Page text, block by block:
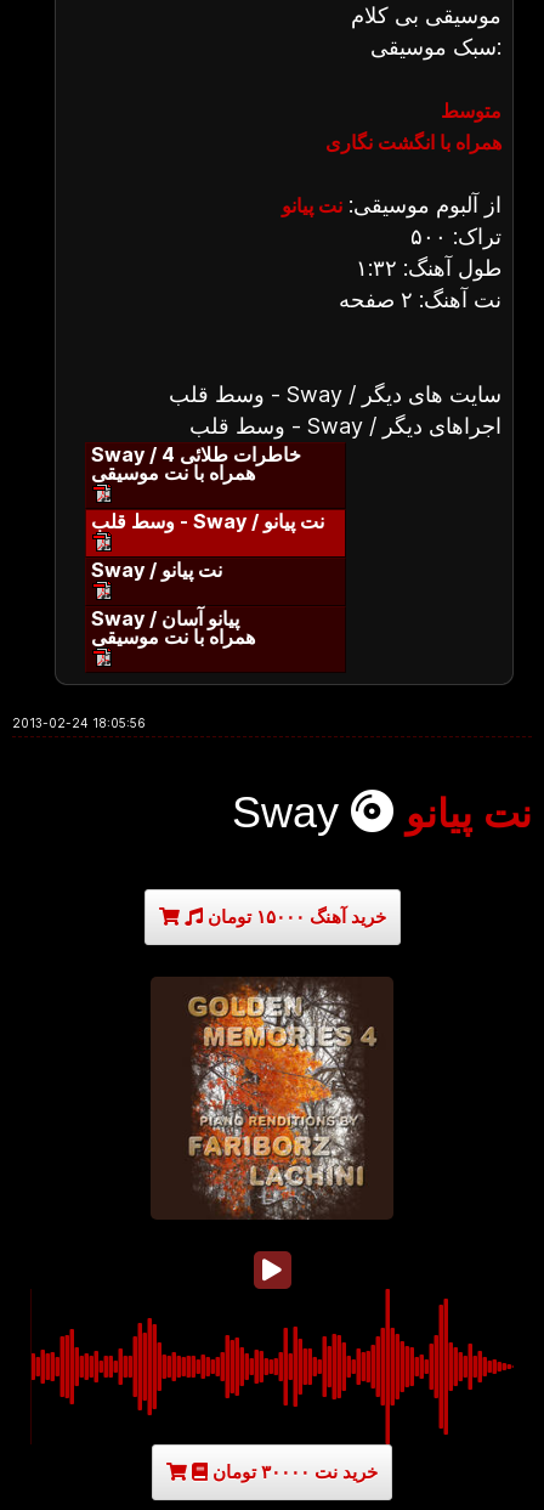
موسیقی بی کلام
سبک موسیقی:
متوسط
همراه با انگشت نگاری
از آلبوم موسیقی: نت پیانو
تراک: ۵۰۰
طول آهنگ: ۱:۳۲
نت آهنگ: ۲ صفحه
وسط قلب - Sway / سایت های دیگر
وسط قلب - Sway / اجراهای دیگر
Sway / خاطرات طلائی 4
همراه با نت موسیقی
وسط قلب - Sway / نت پیانو
Sway / نت پیانو
Sway / پیانو آسان
همراه با نت موسیقی
2013-02-24 18:05:56
Sway نت پیانو
خرید آهنگ ۱۵۰۰۰ تومان
خرید نت ۳۰۰۰۰ تومان